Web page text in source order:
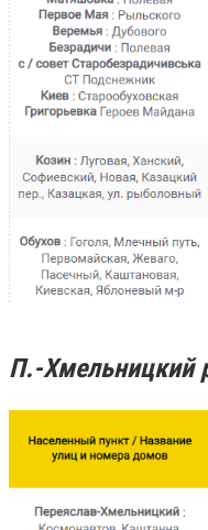
П.-Хмельницкий